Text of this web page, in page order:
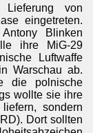
von
eingetreten.
Blinken
ihre MiG-29
Luftwaffe
Warschau ab.
die polnische
wollte sie ihre
sondern
Dort sollten